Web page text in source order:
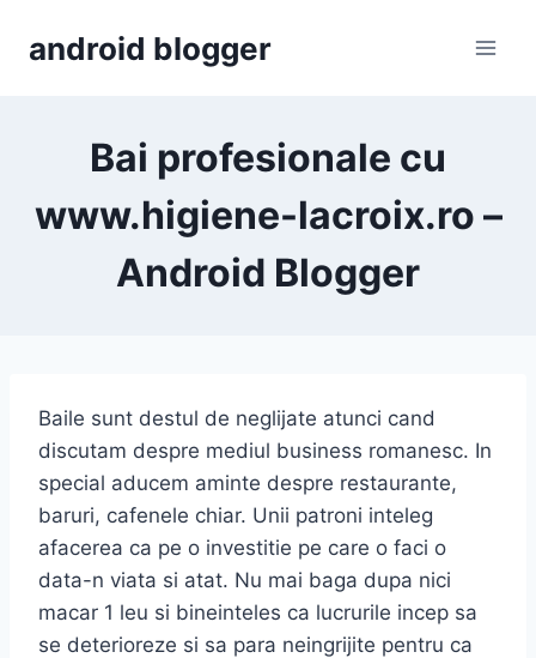
android blogger
Bai profesionale cu
www.higiene-lacroix.ro –
Android Blogger
Baile sunt destul de neglijate atunci cand
discutam despre mediul business romanesc. In
special aducem aminte despre restaurante,
baruri, cafenele chiar. Unii patroni inteleg
afacerea ca pe o investitie pe care o faci o
data-n viata si atat. Nu mai baga dupa nici
macar 1 leu si bineinteles ca lucrurile incep sa
se deterioreze si sa para neingrijite pentru ca